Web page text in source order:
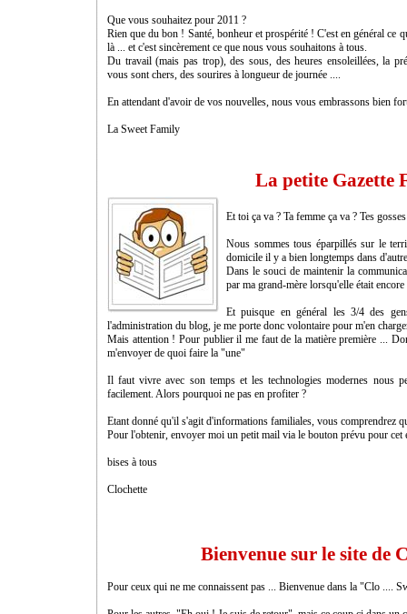
Que vous souhaitez pour 2011 ?
Rien que du bon ! Santé, bonheur et prospérité ! C'est en général ce
là ... et c'est sincèrement ce que nous vous souhaitons à tous.
Du travail (mais pas trop), des sous, des heures ensoleillées, la
vous sont chers, des sourires à longueur de journée ....
En attendant d'avoir de vos nouvelles, nous vous embrassons bien
La Sweet Family
La petite Gazette
Et toi ça va ? Ta femme ça va ? Tes
Nous sommes tous éparpillés sur le
domicile il y a bien longtemps dans
Dans le souci de maintenir la
par ma grand-mère lorsqu'elle était
Et puisque en général les 3/4 des
l'administration du blog, je me porte donc volontaire pour m'en
Mais attention ! Pour publier il me faut de la matière première ...
m'envoyer de quoi faire la "une"
Il faut vivre avec son temps et les technologies modernes nous
facilement. Alors pourquoi ne pas en profiter ?
Etant donné qu'il s'agit d'informations familiales, vous comprendrez
Pour l'obtenir, envoyer moi un petit mail via le bouton prévu pour cet
bises à tous
Clochette
Bienvenue sur le site de
Pour ceux qui ne me connaissent pas ... Bienvenue dans la "Clo ....